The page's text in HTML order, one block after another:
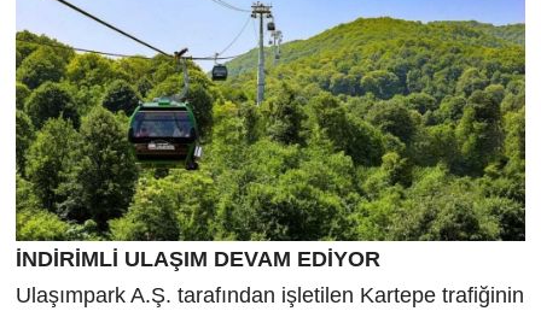
İNDİRİMLİ ULAŞIM DEVAM EDİYOR
Ulaşımpark A.Ş. tarafından işletilen Kartepe trafiğinin